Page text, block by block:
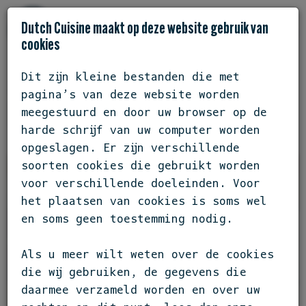
ZEELAND / WESTDORPE
DE BAECKERMAT
Dutch Cuisine maakt op deze website gebruik van
cookies
Dit zijn kleine bestanden die met
pagina’s van deze website worden
meegestuurd en door uw browser op de
harde schrijf van uw computer worden
opgeslagen. Er zijn verschillende
soorten cookies die gebruikt worden
voor verschillende doeleinden. Voor
het plaatsen van cookies is soms wel
en soms geen toestemming nodig.
Als u meer wilt weten over de cookies
die wij gebruiken, de gegevens die
daarmee verzameld worden en over uw